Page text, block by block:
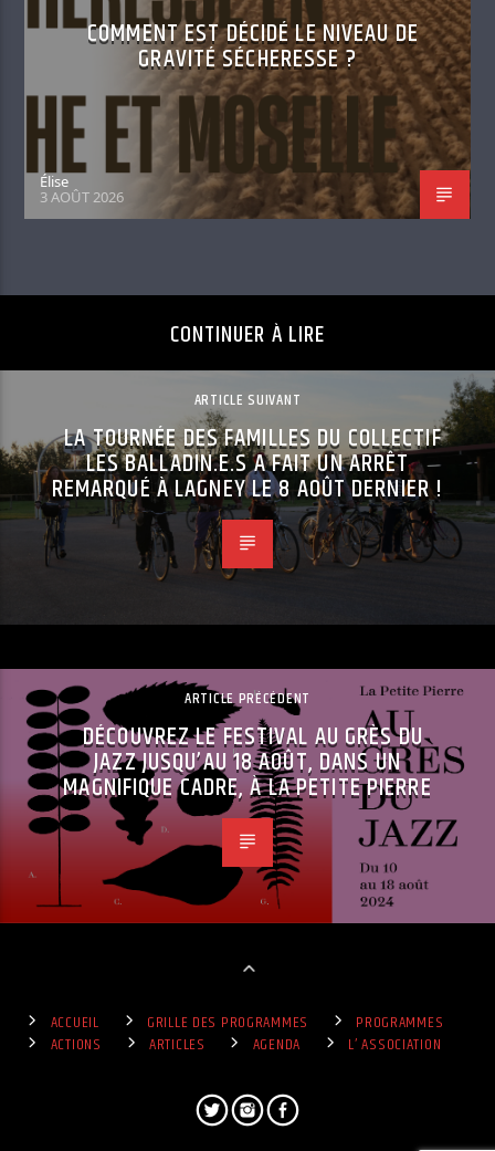
COMMENT EST DÉCIDÉ LE NIVEAU DE
GRAVITÉ SÉCHERESSE ?
Élise
3 AOÛT 2026
CONTINUER À LIRE
ARTICLE SUIVANT
LA TOURNÉE DES FAMILLES DU COLLECTIF
LES BALLADIN.E.S A FAIT UN ARRÊT
REMARQUÉ À LAGNEY LE 8 AOÛT DERNIER !
ARTICLE PRÉCÉDENT
DÉCOUVREZ LE FESTIVAL AU GRÈS DU
JAZZ JUSQU’AU 18 AOÛT, DANS UN
MAGNIFIQUE CADRE, À LA PETITE PIERRE
ACCUEIL GRILLE DES PROGRAMMES
PROGRAMMES
ACTIONS
ARTICLES AGENDA L’ ASSOCIATION